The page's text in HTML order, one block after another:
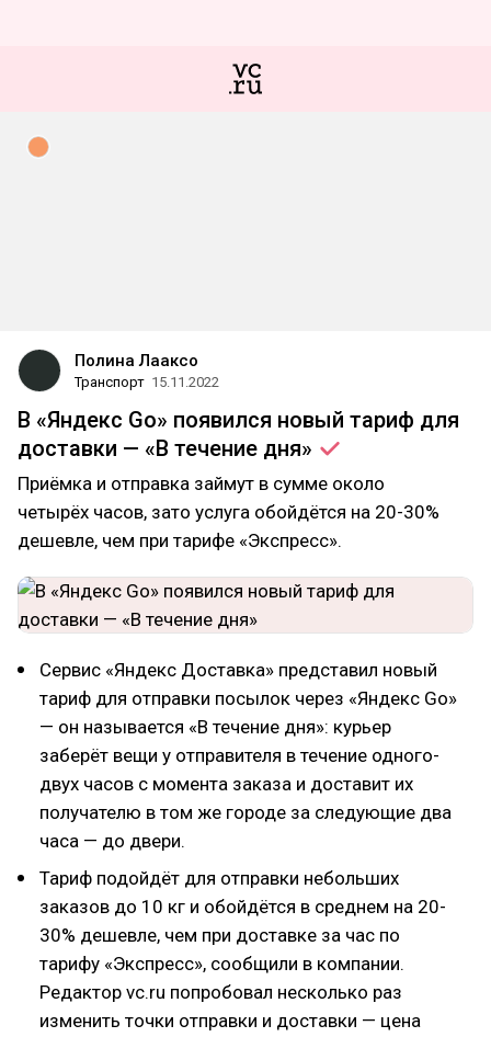
Полина Лааксо
Транспорт 15.11.2022
В «Яндекс Go» появился новый тариф для
доставки — «В течение дня»
Приёмка и отправка займут в сумме около
четырёх часов, зато услуга обойдётся на 20-30%
дешевле, чем при тарифе «Экспресс».
Сервис «Яндекс Доставка» представил новый
тариф для отправки посылок через «Яндекс Go»
— он называется «В течение дня»: курьер
заберёт вещи у отправителя в течение одного-
двух часов с момента заказа и доставит их
получателю в том же городе за следующие два
часа — до двери.
Тариф подойдёт для отправки небольших
заказов до 10 кг и обойдётся в среднем на 20-
30% дешевле, чем при доставке за час по
тарифу «Экспресс», сообщили в компании.
Редактор vc.ru попробовал несколько раз
изменить точки отправки и доставки — цена